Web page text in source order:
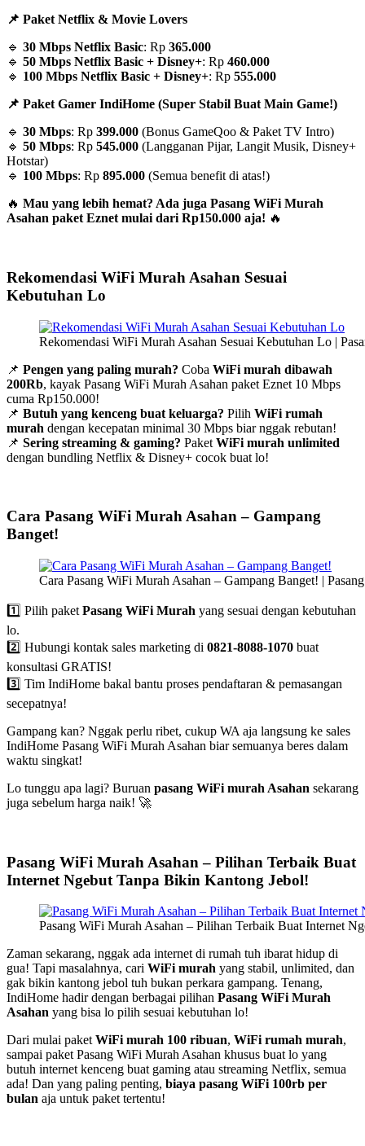
📌 Paket Netflix & Movie Lovers
🔹 30 Mbps Netflix Basic: Rp 365.000
🔹 50 Mbps Netflix Basic + Disney+: Rp 460.000
🔹 100 Mbps Netflix Basic + Disney+: Rp 555.000
📌 Paket Gamer IndiHome (Super Stabil Buat Main Game!)
🔹 30 Mbps: Rp 399.000 (Bonus GameQoo & Paket TV Intro)
🔹 50 Mbps: Rp 545.000 (Langganan Pijar, Langit Musik, Disney+
Hotstar)
🔹 100 Mbps: Rp 895.000 (Semua benefit di atas!)
🔥 Mau yang lebih hemat? Ada juga Pasang WiFi Murah
Asahan paket Eznet mulai dari Rp150.000 aja! 🔥
Rekomendasi WiFi Murah Asahan Sesuai
Kebutuhan Lo
Rekomendasi WiFi Murah Asahan Sesuai Kebutuhan Lo |
📌 Pengen yang paling murah? Coba WiFi murah dibawah
200Rb, kayak Pasang WiFi Murah Asahan paket Eznet 10 Mbps
cuma Rp150.000!
📌 Butuh yang kenceng buat keluarga? Pilih WiFi rumah
murah dengan kecepatan minimal 30 Mbps biar nggak rebutan!
📌 Sering streaming & gaming? Paket WiFi murah unlimited
dengan bundling Netflix & Disney+ cocok buat lo!
Cara Pasang WiFi Murah Asahan – Gampang
Banget!
Cara Pasang WiFi Murah Asahan – Gampang Banget! |
1️⃣ Pilih paket Pasang WiFi Murah yang sesuai dengan kebutuhan
lo.
2️⃣ Hubungi kontak sales marketing di 0821-8088-1070 buat
konsultasi GRATIS!
3️⃣ Tim IndiHome bakal bantu proses pendaftaran & pemasangan
secepatnya!
Gampang kan? Nggak perlu ribet, cukup WA aja langsung ke sales
IndiHome Pasang WiFi Murah Asahan biar semuanya beres dalam
waktu singkat!
Lo tunggu apa lagi? Buruan pasang WiFi murah Asahan sekarang
juga sebelum harga naik! 🚀
Pasang WiFi Murah Asahan – Pilihan Terbaik Buat
Internet Ngebut Tanpa Bikin Kantong Jebol!
Pasang WiFi Murah Asahan – Pilihan Terbaik Buat Internet
Zaman sekarang, nggak ada internet di rumah tuh ibarat hidup di
gua! Tapi masalahnya, cari WiFi murah yang stabil, unlimited, dan
gak bikin kantong jebol tuh bukan perkara gampang. Tenang,
IndiHome hadir dengan berbagai pilihan Pasang WiFi Murah
Asahan yang bisa lo pilih sesuai kebutuhan lo!
Dari mulai paketWiFi murah 100 ribuan, WiFi rumah murah,
sampai paket Pasang WiFi Murah Asahan khusus buat lo yang
butuh internet kenceng buat gaming atau streaming Netflix, semua
ada! Dan yang paling penting, biaya pasang WiFi 100rb per
bulan aja untuk paket tertentu!